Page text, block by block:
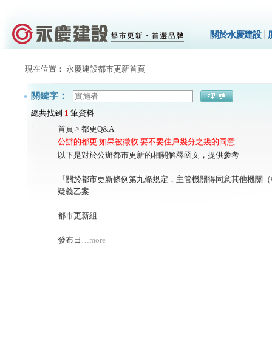
關於永慶建設
現在位置： 永慶建設都市更新首頁
關鍵字：
總共找到 1 筆資料
˙
首頁 > 都更Q&A
公辦的都更 如果被徵收 要不要住戶幾分之幾的同意
以下是對於公辦都市更新的相關解釋函文，提供參考
『關於都市更新條例第九條規定，主管機關得同意其他機關
疑義乙案
都市更新組
發布日 …more